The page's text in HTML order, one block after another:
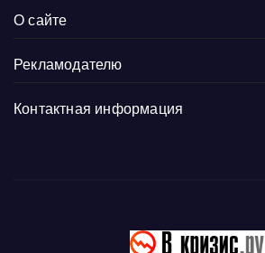
О сайте
Рекламодателю
Контактная информация